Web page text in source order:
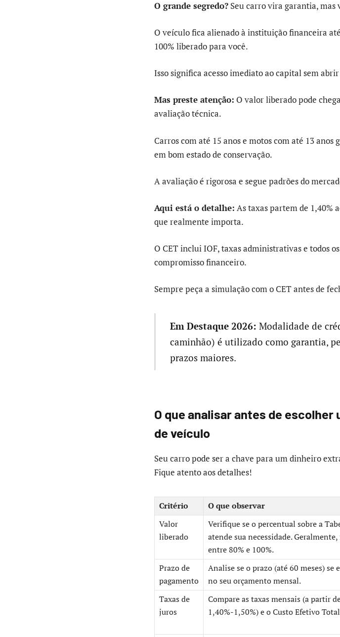
O grande segredo? Seu carro vira garantia,
O veículo fica alienado à instituição financeira
100% liberado para você.
Isso significa acesso imediato ao capital sem
Mas preste atenção: O valor liberado pode
avaliação técnica.
Carros com até 15 anos e motos com até 13
em bom estado de conservação.
A avaliação é rigorosa e segue padrões do
Aqui está o detalhe: As taxas partem de 1,40%
que realmente importa.
O CET inclui IOF, taxas administrativas e todos
compromisso financeiro.
Sempre peça a simulação com o CET antes de
Em Destaque 2026: Modalidade de
caminhão) é utilizado como garantia,
prazos maiores.
O que analisar antes de
de veículo
Seu carro pode ser a chave para um dinheiro
Fique atento aos detalhes!
Critério O que observar
Valor
liberado
Verifique se o percentual sobre a
atende sua necessidade. Geralmente,
entre 80% e 100%.
Prazo de
pagamento
Analise se o prazo (até 60 meses) se
no seu orçamento mensal.
Taxas de
juros
Compare as taxas mensais (a partir
1,40%-1,50%) e o Custo Efetivo